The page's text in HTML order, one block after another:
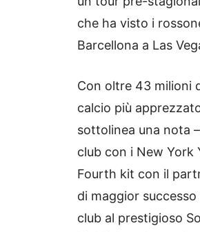
che ha visto i
Barcellona a Las
Con oltre 43 milioni
calcio più
sottolinea una nota
club con i New York
Fourth kit con il
di maggior
club al prestigioso